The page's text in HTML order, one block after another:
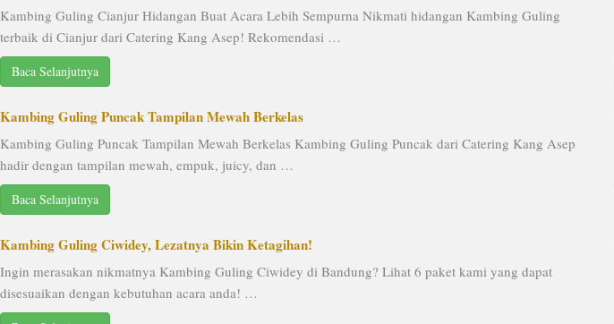
Kambing Guling Cianjur Hidangan Buat Acara Lebih Sempurna Nikmati hidangan Kambing Guling
terbaik di Cianjur dari Catering Kang Asep! Rekomendasi …
Baca Selanjutnya
Kambing Guling Puncak Tampilan Mewah Berkelas
Kambing Guling Puncak Tampilan Mewah Berkelas Kambing Guling Puncak dari Catering Kang Asep
hadir dengan tampilan mewah, empuk, juicy, dan …
Baca Selanjutnya
Kambing Guling Ciwidey, Lezatnya Bikin Ketagihan!
Ingin merasakan nikmatnya Kambing Guling Ciwidey di Bandung? Lihat 6 paket kami yang dapat
disesuaikan dengan kebutuhan acara anda! …